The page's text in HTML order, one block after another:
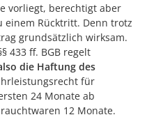
vorliegt, berechtigt aber
einem Rücktritt. Denn trotz
grundsätzlich wirksam.
433 ff. BGB regelt
die Haftung des
für
24 Monate ab
12 Monate.